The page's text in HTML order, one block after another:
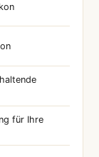
für Ihre